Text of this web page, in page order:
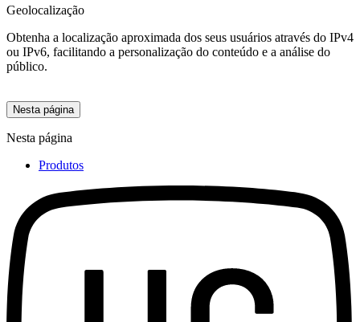
Geolocalização
Obtenha a localização aproximada dos seus usuários através do IPv4
ou IPv6, facilitando a personalização do conteúdo e a análise do
público.
Nesta página
Nesta página
Produtos